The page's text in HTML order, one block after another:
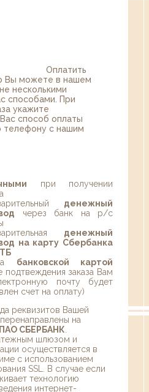
Оплатить
Вы можете в нашем
несколькими
способами. При
укажите
способ оплаты
телефону с нашим
при получении
денежный
через банк на р/с
денежный
на карту Сбербанка
банковской картой
подтвеждения заказа Вам
почту будет
счет на оплату)
реквизитов Вашей
на
ПАО СБЕРБАНК
шлюзом и
осуществляется в
с использованием
SSL. В случае если
технологию
интернет-